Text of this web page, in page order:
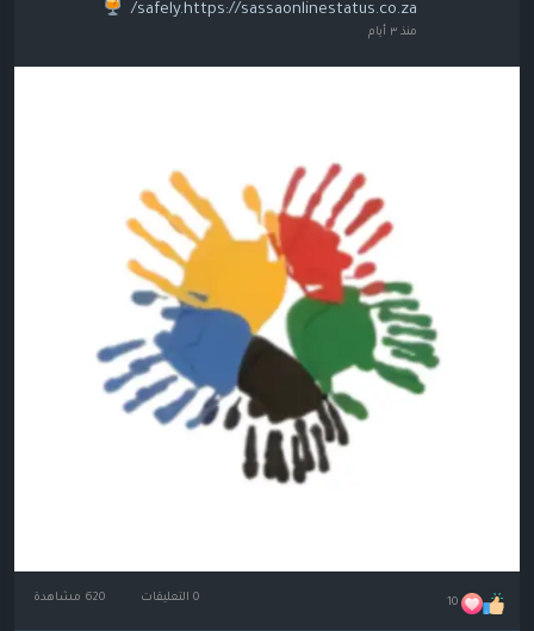
safely.https://sassaonlinestatus.co.za/
منذ ٣ أيام
10 0 التعليقات